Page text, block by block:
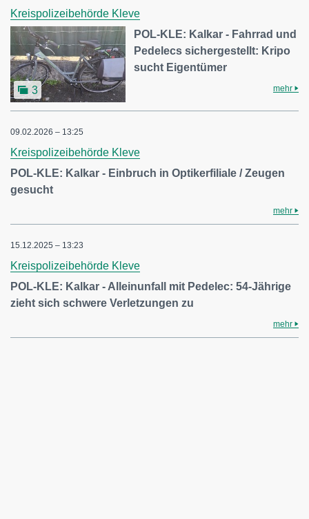
Kreispolizeibehörde Kleve
3
POL-KLE: Kalkar - Fahrrad und
Pedelecs sichergestellt: Kripo
sucht Eigentümer
mehr
09.02.2026 – 13:25
Kreispolizeibehörde Kleve
POL-KLE: Kalkar - Einbruch in Optikerfiliale / Zeugen
gesucht
mehr
15.12.2025 – 13:23
Kreispolizeibehörde Kleve
POL-KLE: Kalkar - Alleinunfall mit Pedelec: 54-Jährige
zieht sich schwere Verletzungen zu
mehr